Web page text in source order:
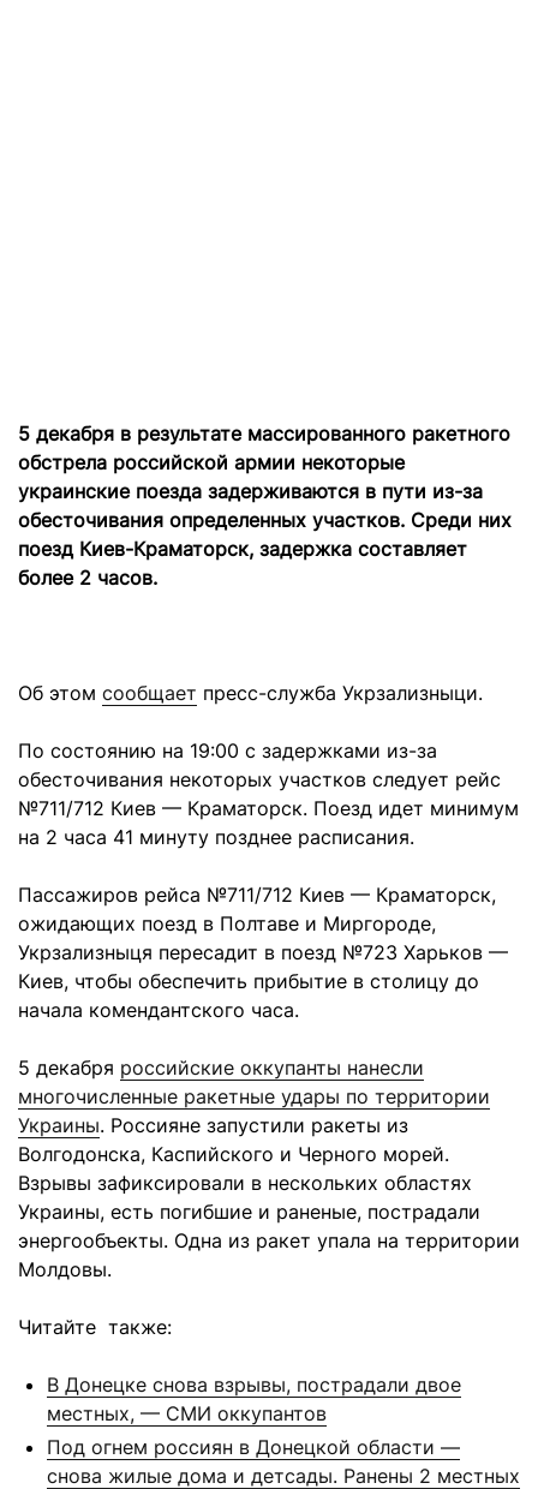
5 декабря в результате массированного ракетного
обстрела российской армии некоторые
украинские поезда задерживаются в пути из-за
обесточивания определенных участков. Среди них
поезд Киев-Краматорск, задержка составляет
более 2 часов.
Об этом сообщает пресс-служба Укрзализныци.
По состоянию на 19:00 с задержками из-за
обесточивания некоторых участков следует рейс
№711/712 Киев — Краматорск. Поезд идет минимум
на 2 часа 41 минуту позднее расписания.
Пассажиров рейса №711/712 Киев — Краматорск,
ожидающих поезд в Полтаве и Миргороде,
Укрзализныця пересадит в поезд №723 Харьков —
Киев, чтобы обеспечить прибытие в столицу до
начала комендантского часа.
5 декабря российские оккупанты нанесли
многочисленные ракетные удары по территории
Украины. Россияне запустили ракеты из
Волгодонска, Каспийского и Черного морей.
Взрывы зафиксировали в нескольких областях
Украины, есть погибшие и раненые, пострадали
энергообъекты. Одна из ракет упала на территории
Молдовы.
Читайте также:
В Донецке снова взрывы, пострадали двое
местных, — СМИ оккупантов
Под огнем россиян в Донецкой области —
снова жилые дома и детсады. Ранены 2 местных